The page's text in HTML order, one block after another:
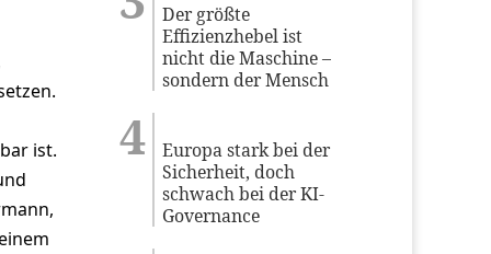
ist.
Der größte
Effizienzhebel ist
nicht die Maschine –
sondern der Mensch
Europa stark bei der
Sicherheit, doch
schwach bei der KI-
Governance